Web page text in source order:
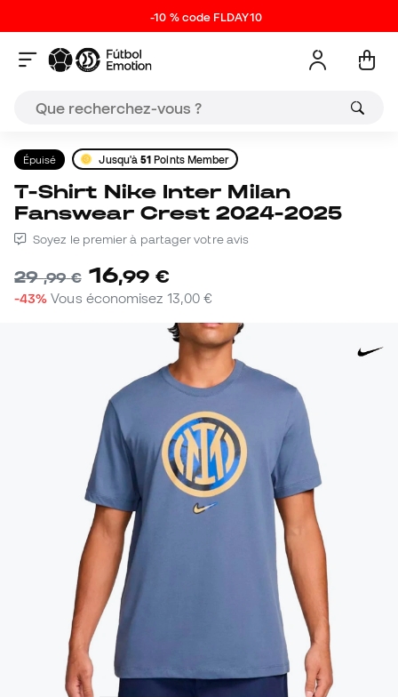
-10 % code FLDAY10
Épuisé Jusqu'à51 Points Member
T-Shirt Nike Inter Milan
Fanswear Crest 2024-2025
Soyez le premier à partager votre avis
29,99 € 16,99 €
-43% Vous économisez 13,00 €